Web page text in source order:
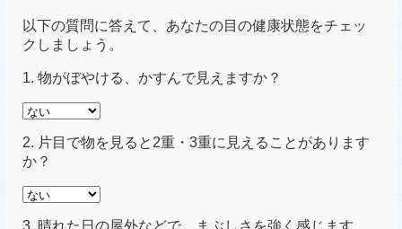
以下の質問に答えて、あなたの目の健康状態をチェッ
クしましょう。
1. 物がぼやける、かすんで見えますか？
2. 片目で物を見ると2重・3重に見えることがあります
か？
3. 晴れた日の屋外などで、まぶしさを強く感じます